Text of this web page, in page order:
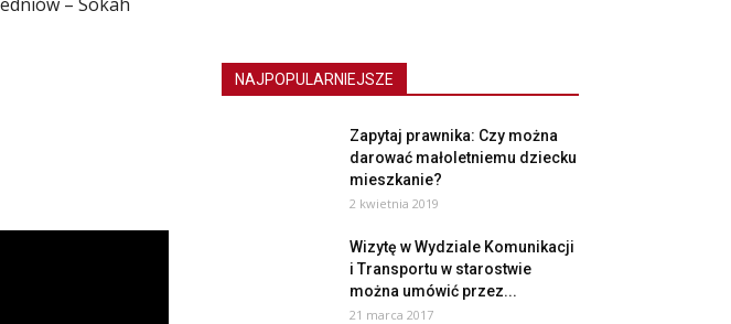
NAJPOPULARNIEJSZE
Zapytaj prawnika: Czy można
darować małoletniemu dziecku
mieszkanie?
2 kwietnia 2019
Wizytę w Wydziale Komunikacji
i Transportu w starostwie
można umówić przez...
21 marca 2017